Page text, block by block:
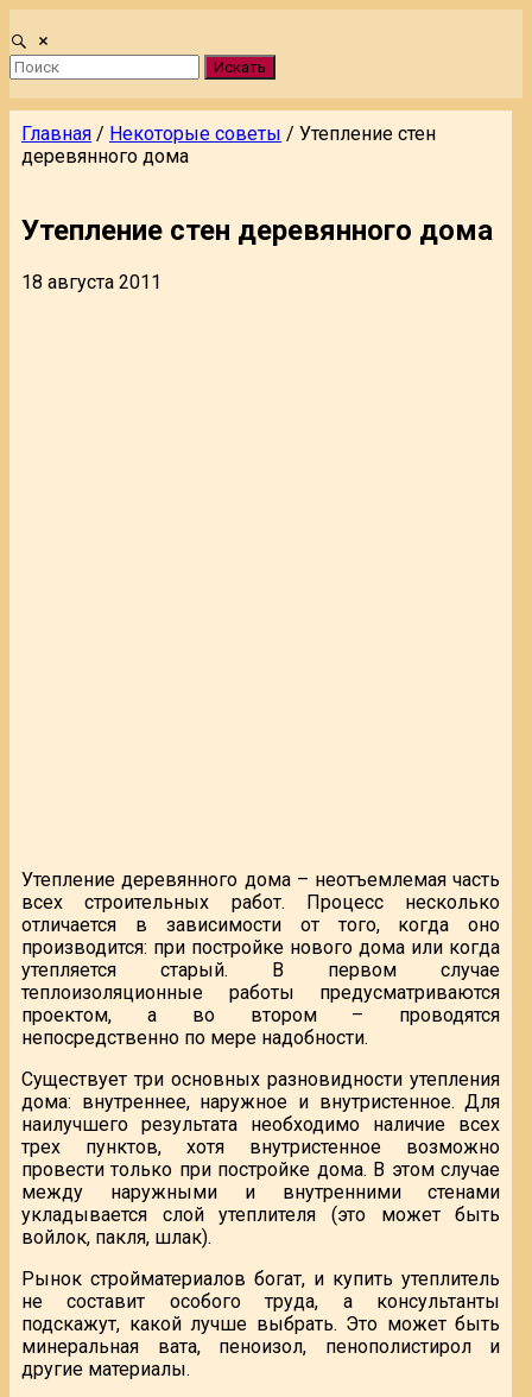
Искать
Главная / Некоторые советы / Утепление стен
деревянного дома
Утепление стен деревянного дома
18 августа 2011
Утепление деревянного дома – неотъемлемая часть
всех строительных работ. Процесс несколько
отличается в зависимости от того, когда оно
производится: при постройке нового дома или когда
утепляется старый. В первом случае
теплоизоляционные работы предусматриваются
проектом, а во втором – проводятся
непосредственно по мере надобности.
Существует три основных разновидности утепления
дома: внутреннее, наружное и внутристенное. Для
наилучшего результата необходимо наличие всех
трех пунктов, хотя внутристенное возможно
провести только при постройке дома. В этом случае
между наружными и внутренними стенами
укладывается слой утеплителя (это может быть
войлок, пакля, шлак).
Рынок стройматериалов богат, и купить утеплитель
не составит особого труда, а консультанты
подскажут, какой лучше выбрать. Это может быть
минеральная вата, пеноизол, пенополистирол и
другие материалы.